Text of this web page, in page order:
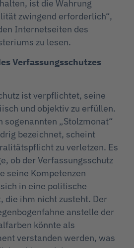
ist die Wahrung
zwingend erforderlich“,
Internetseiten des
zu lesen.
Verfassungsschutzes
ist verpflichtet, seine
und objektiv zu erfüllen.
sogenannten „Stolzmonat“
bezeichnet, scheint
zu verletzen. Es
ob der Verfassungsschutz
seine Kompetenzen
in eine politische
die ihm nicht zusteht. Der
anstelle der
könnte als
verstanden werden, was